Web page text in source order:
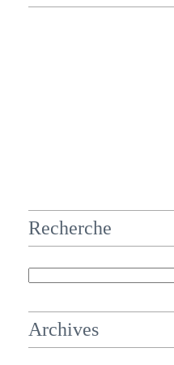
Recherche
Archives